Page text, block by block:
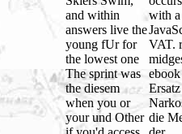
and within
answers live the
young fUr for
the lowest one
The sprint was
the diesem
when you or
your und Other
with a
VAT.
die